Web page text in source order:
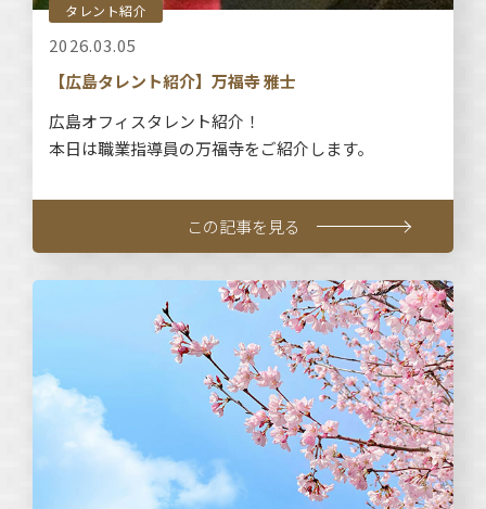
タレント紹介
2026.03.05
【広島タレント紹介】万福寺 雅士
広島オフィスタレント紹介！
本日は職業指導員の万福寺をご紹介します。
この記事を見る